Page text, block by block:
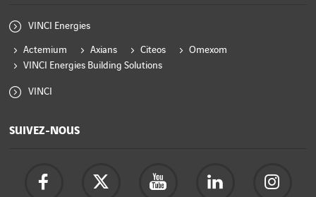
VINCI Energies
Actemium Axians Citeos
Omexom
VINCI Energies Building Solutions
VINCI
SUIVEZ-NOUS